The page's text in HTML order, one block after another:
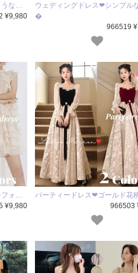
うな…
¥9,980
ウェディングドレス❤シンプル
�
966519
フォ…
¥9,980
パーティードレス❤ゴールド花
966503